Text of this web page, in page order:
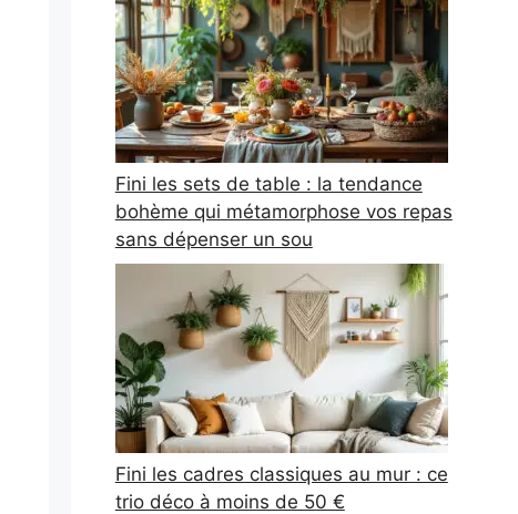
Fini les sets de table : la tendance
bohème qui métamorphose vos repas
sans dépenser un sou
Fini les cadres classiques au mur : ce
trio déco à moins de 50 €